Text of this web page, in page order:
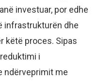
investuar, por edhe
infrastrukturën dhe
këtë proces. Sipas
i
ndërveprimit me